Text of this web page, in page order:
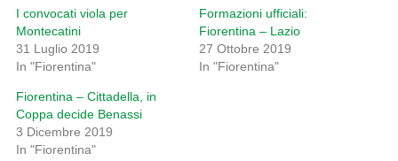
I convocati viola per
Montecatini
31 Luglio 2019
In "Fiorentina"
Formazioni ufficiali:
Fiorentina – Lazio
27 Ottobre 2019
In "Fiorentina"
Fiorentina – Cittadella, in
Coppa decide Benassi
3 Dicembre 2019
In "Fiorentina"